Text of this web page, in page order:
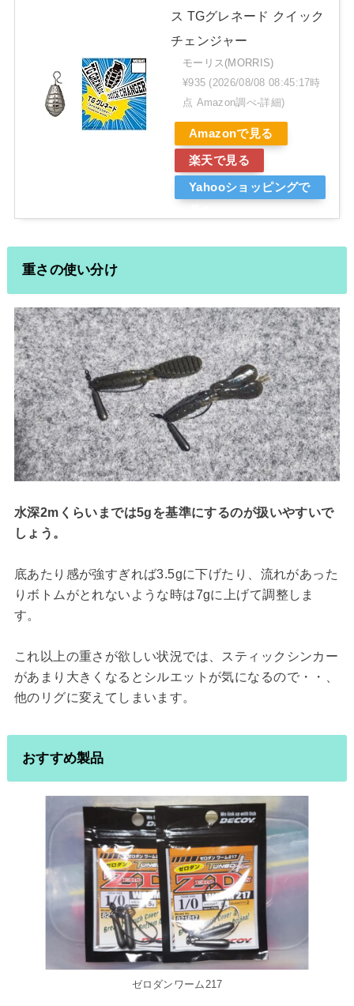
ス TGグレネード クイック
チェンジャー
モーリス(MORRIS)
¥935 (2026/08/08 08:45:17時
点 Amazon調べ-詳細)
Amazonで見る
楽天で見る
Yahooショッピングで
重さの使い分け
水深2mくらいまでは5gを基準にするのが扱いやすいで
しょう。
底あたり感が強すぎれば3.5gに下げたり、流れがあった
りボトムがとれないような時は7gに上げて調整しま
す。
これ以上の重さが欲しい状況では、スティックシンカー
があまり大きくなるとシルエットが気になるので・・、
他のリグに変えてしまいます。
おすすめ製品
ゼロダンワーム217